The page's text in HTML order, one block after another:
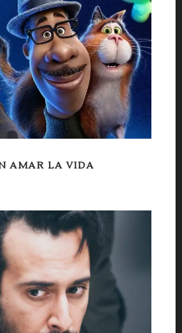
AMAR LA VIDA